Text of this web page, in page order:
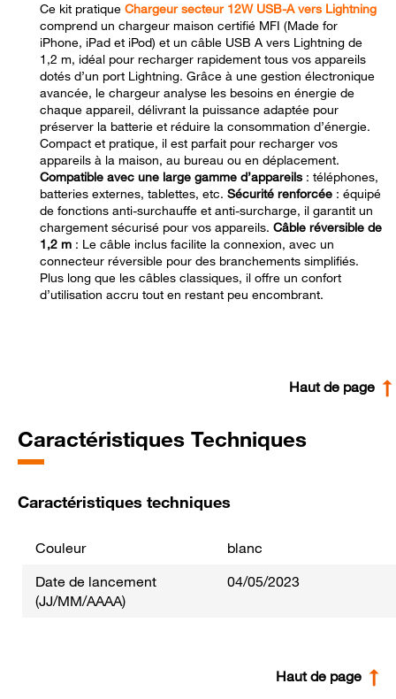
Ce kit pratique Chargeur secteur 12W USB-A vers Lightning
comprend un chargeur maison certifié MFI (Made for
iPhone, iPad et iPod) et un câble USB A vers Lightning de
1,2 m, idéal pour recharger rapidement tous vos appareils
dotés d’un port Lightning. Grâce à une gestion électronique
avancée, le chargeur analyse les besoins en énergie de
chaque appareil, délivrant la puissance adaptée pour
préserver la batterie et réduire la consommation d’énergie.
Compact et pratique, il est parfait pour recharger vos
appareils à la maison, au bureau ou en déplacement.
Compatible avec une large gamme d’appareils : téléphones,
batteries externes, tablettes, etc. Sécurité renforcée : équipé
de fonctions anti-surchauffe et anti-surcharge, il garantit un
chargement sécurisé pour vos appareils. Câble réversible de
1,2 m : Le câble inclus facilite la connexion, avec un
connecteur réversible pour des branchements simplifiés.
Plus long que les câbles classiques, il offre un confort
d’utilisation accru tout en restant peu encombrant.
Haut de page
Caractéristiques Techniques
Caractéristiques techniques
Couleur
blanc
Date de lancement
(JJ/MM/AAAA)
04/05/2023
Haut de page